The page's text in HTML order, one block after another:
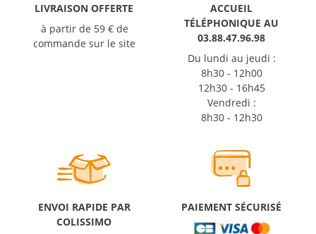
LIVRAISON OFFERTE
à partir de 59 € de
commande sur le site
ACCUEIL
TÉLÉPHONIQUE AU
03.88.47.96.98
Du lundi au jeudi :
8h30 - 12h00
12h30 - 16h45
Vendredi :
8h30 - 12h30
ENVOI RAPIDE PAR
COLISSIMO
PAIEMENT SÉCURISÉ